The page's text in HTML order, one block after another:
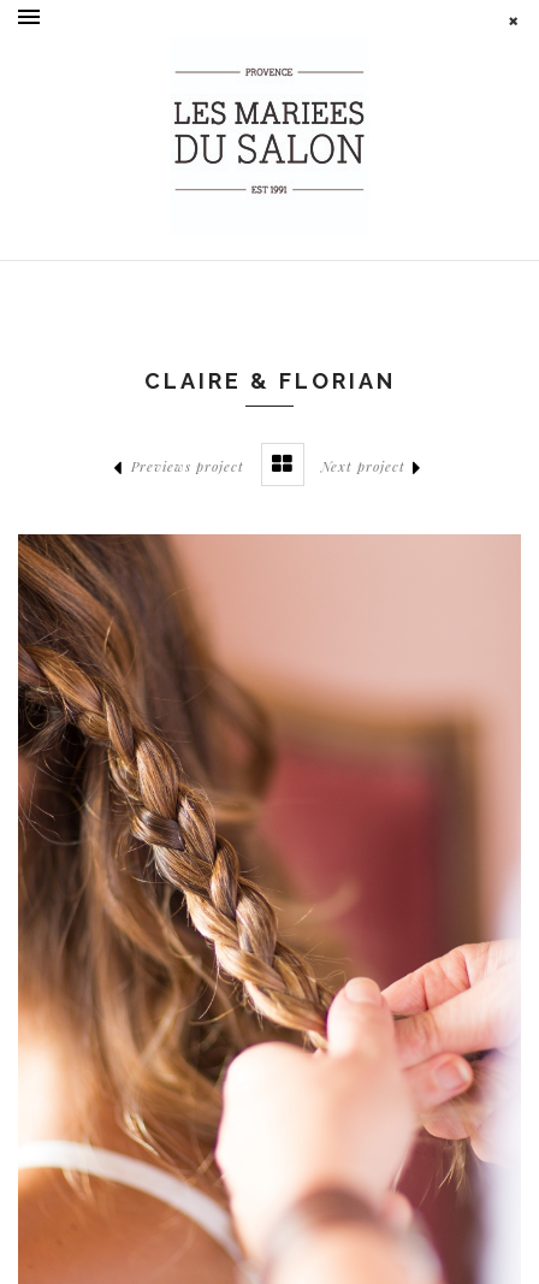
CLAIRE & FLORIAN
Previews project Next project